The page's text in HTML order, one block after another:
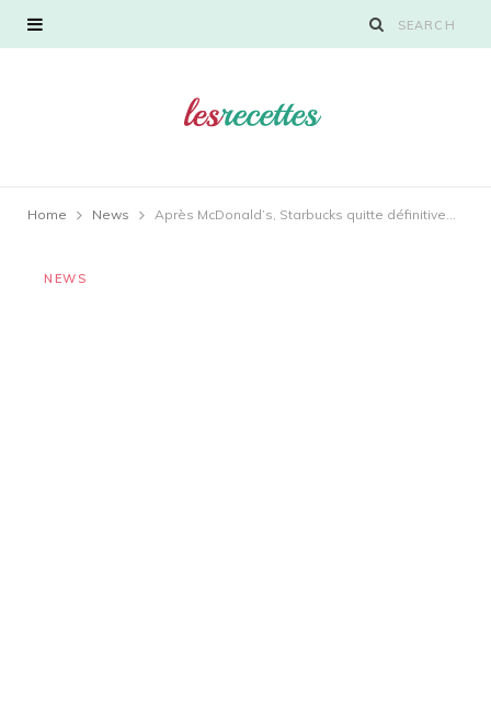
Home News Après McDonald’s, Starbucks quitte définitivement la Russie, fermant ses 130 cafés sous licence
NEWS